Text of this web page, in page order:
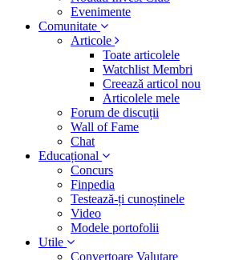
Evenimente
Comunitate
Articole
Toate articolele
Watchlist Membri
Creează articol nou
Articolele mele
Forum de discuții
Wall of Fame
Chat
Educațional
Concurs
Finpedia
Testează-ți cunoștinele
Video
Modele portofolii
Utile
Convertoare Valutare